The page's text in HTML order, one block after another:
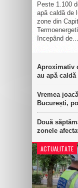
Peste 1.100
apă caldă de
zone din
începând de...
Aproximativ
au apă caldă
Vremea
București,
Două
zonele
ACTUALITATE